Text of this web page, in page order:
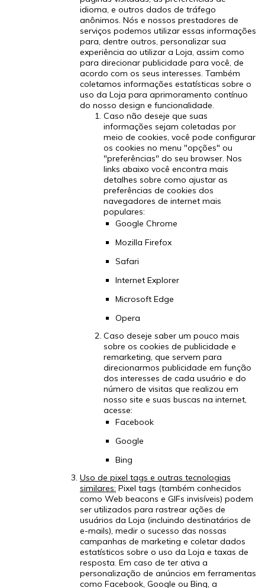
idioma, e outros dados de tráfego
anônimos. Nós e nossos prestadores de
serviços podemos utilizar essas informações
para, dentre outros, personalizar sua
experiência ao utilizar a Loja, assim como
para direcionar publicidade para você, de
acordo com os seus interesses. Também
coletamos informações estatísticas sobre o
uso da Loja para aprimoramento contínuo
do nosso design e funcionalidade.
Caso não deseje que suas
informações sejam coletadas por
meio de cookies, você pode configurar
os cookies no menu "opções" ou
"preferências" do seu browser. Nos
links abaixo você encontra mais
detalhes sobre como ajustar as
preferências de cookies dos
navegadores de internet mais
populares:
Google Chrome
Mozilla Firefox
Safari
Internet Explorer
Microsoft Edge
Opera
Caso deseje saber um pouco mais
sobre os cookies de publicidade e
remarketing, que servem para
direcionarmos publicidade em função
dos interesses de cada usuário e do
número de visitas que realizou em
nosso site e suas buscas na internet,
acesse:
Facebook
Google
Bing
Uso de pixel tags e outras tecnologias
similares: Pixel tags (também conhecidos
como Web beacons e GIFs invisíveis) podem
ser utilizados para rastrear ações de
usuários da Loja (incluindo destinatários de
e-mails), medir o sucesso das nossas
campanhas de marketing e coletar dados
estatísticos sobre o uso da Loja e taxas de
resposta. Em caso de ter ativa a
personalização de anúncios em ferramentas
como Facebook, Google ou Bing, a